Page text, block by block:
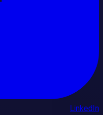
LinkedIn